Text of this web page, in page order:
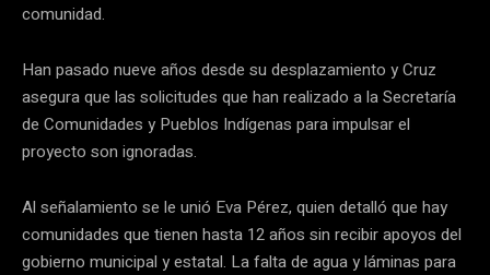
comunidad.
Han pasado nueve años desde su desplazamiento y Cruz
asegura que las solicitudes que han realizado a la Secretaría
de Comunidades y Pueblos Indígenas para impulsar el
proyecto son ignoradas.
Al señalamiento se le unió Eva Pérez, quien detalló que hay
comunidades que tienen hasta 12 años sin recibir apoyos del
gobierno municipal y estatal. La falta de agua y láminas para